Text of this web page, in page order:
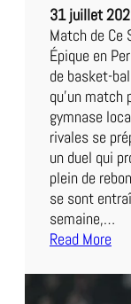
2
2
e
n
V
u
e
!
31 juillet
Match de Ce
Épique en
de basket-
qu’un
gymnase
rivales se
un duel qui
plein de
se sont
semaine,…
Read More
A